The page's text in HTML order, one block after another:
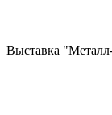
Выставка